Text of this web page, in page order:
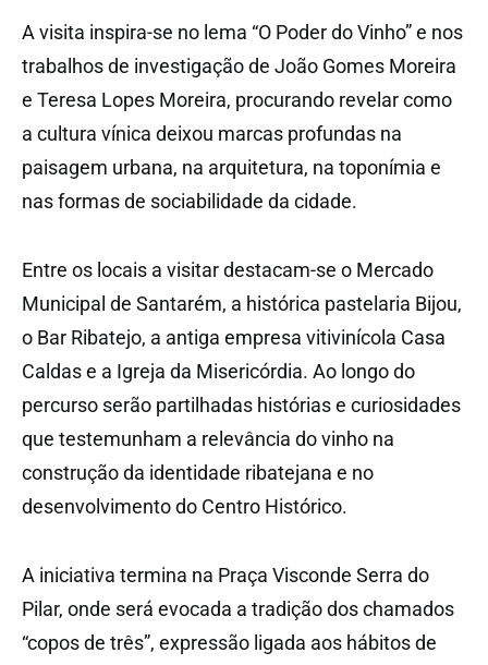
A visita inspira-se no lema “O Poder do Vinho” e nos
trabalhos de investigação de João Gomes Moreira
e Teresa Lopes Moreira, procurando revelar como
a cultura vínica deixou marcas profundas na
paisagem urbana, na arquitetura, na toponímia e
nas formas de sociabilidade da cidade.
Entre os locais a visitar destacam-se o Mercado
Municipal de Santarém, a histórica pastelaria Bijou,
o Bar Ribatejo, a antiga empresa vitivinícola Casa
Caldas e a Igreja da Misericórdia. Ao longo do
percurso serão partilhadas histórias e curiosidades
que testemunham a relevância do vinho na
construção da identidade ribatejana e no
desenvolvimento do Centro Histórico.
A iniciativa termina na Praça Visconde Serra do
Pilar, onde será evocada a tradição dos chamados
“copos de três”, expressão ligada aos hábitos de